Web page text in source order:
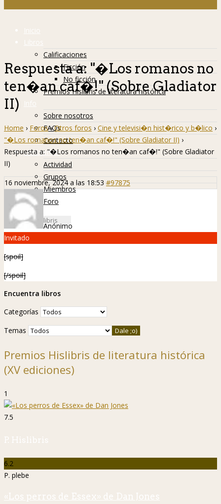
Inicio
Libros
Calificaciones
Ficción
No ficción
Premios Hislibris de literatura histórica
Info
Sobre nosotros
FAQs
Contacto
Hislibreños
Actividad
Grupos
Miembros
Foro
Respuesta a: "�Los romanos no
ten�an caf�!" (Sobre Gladiator
II)
Home › Foros › Otros foros › Cine y televisi�n hist�rico y b�lico ›
"�Los romanos no ten�an caf�!" (Sobre Gladiator II) ›
Respuesta a: "�Los romanos no ten�an caf�!" (Sobre Gladiator
II)
16 noviembre, 2024 a las 18:53 #97875
Anónimo
Invitado
[spoil]
[/spoil]
Encuentra libros
Categorías
Temas
Premios Hislibris de literatura histórica
(XV ediciones)
1
7.5
P. Hislibris
6.2
P. plebe
«Los perros de Essex» de Dan Jones